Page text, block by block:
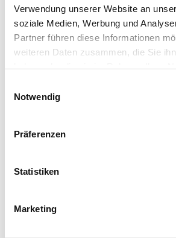
Verwendung unserer Website an
soziale Medien, Werbung und
Partner führen diese Informationen
weiteren Daten zusammen, die Sie
haben oder die sie im Rahmen Ihrer
Notwendig
Präferenzen
Statistiken
Marketing
Umrechnungsfaktoren
Zur Farbauswahl für Ihren